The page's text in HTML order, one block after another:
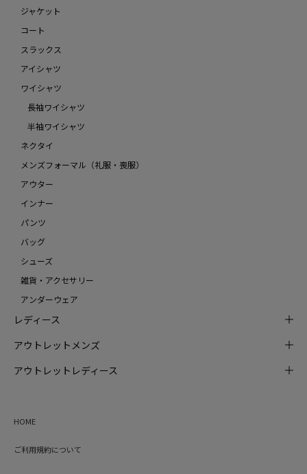
ジャケット
コート
スラックス
アイシャツ
ワイシャツ
長袖ワイシャツ
半袖ワイシャツ
ネクタイ
メンズフォーマル（礼服・喪服）
アウター
インナー
パンツ
バッグ
シューズ
雑貨・アクセサリー
アンダーウェア
レディース
アウトレットメンズ
アウトレットレディース
HOME
ご利用規約について